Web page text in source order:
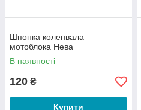
Шпонка коленвала
мотоблока Нева
В наявності
120 ₴
Купити